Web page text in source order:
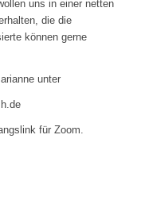
uns in einer netten
die die
können gerne
unter
für Zoom.